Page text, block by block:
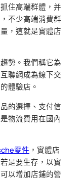
住高端群體，并
不少高端消費群
，這就是實體店
勢。我們稱它為
聯網成為線下交
體驗店。
的選擇、支付信
物流費用在國內
零件 ，實體店
是要生存，以實
以增加店鋪的營